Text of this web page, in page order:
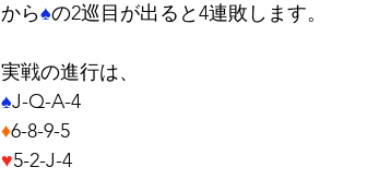
から♠の2巡目が出ると4連敗します。
実戦の進行は、
♠J-Q-A-4
♦6-8-9-5
♥5-2-J-4